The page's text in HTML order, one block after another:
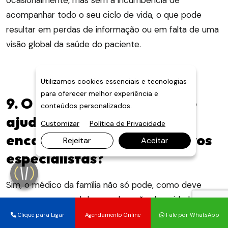
acompanhar todo o seu ciclo de vida, o que pode
resultar em perdas de informação ou em falta de uma
visão global da saúde do paciente.
9. O médico da família pode
ajudar no diagnóstico e
encaminhamento para outros
especialistas?
Sim, o médico da família não só pode, como deve
exercer esse papel de coordenação do cuidado.
Entender o que faz um médico da família significa
Clique para Ligar Agendamento Online Fale por WhatsApp
Utilizamos cookies essenciais e tecnologias
para oferecer melhor experiência e
conteúdos personalizados.
Customizar
Política de Privacidade
Rejeitar Aceitar